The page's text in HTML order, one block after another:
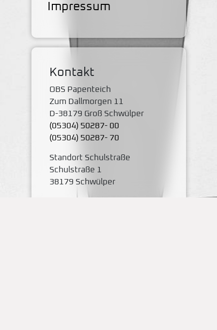
Impressum
Kontakt
OBS Papenteich
Zum Dallmorgen 11
D-38179 Groß Schwülper
(05304) 50287- 00
(05304) 50287- 70
Standort Schulstraße
Schulstraße 1
38179 Schwülper